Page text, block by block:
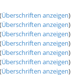
(Überschriften anzeigen)
(Überschriften anzeigen)
(Überschriften anzeigen)
(Überschriften anzeigen)
(Überschriften anzeigen)
(Überschriften anzeigen)
(Überschriften anzeigen)